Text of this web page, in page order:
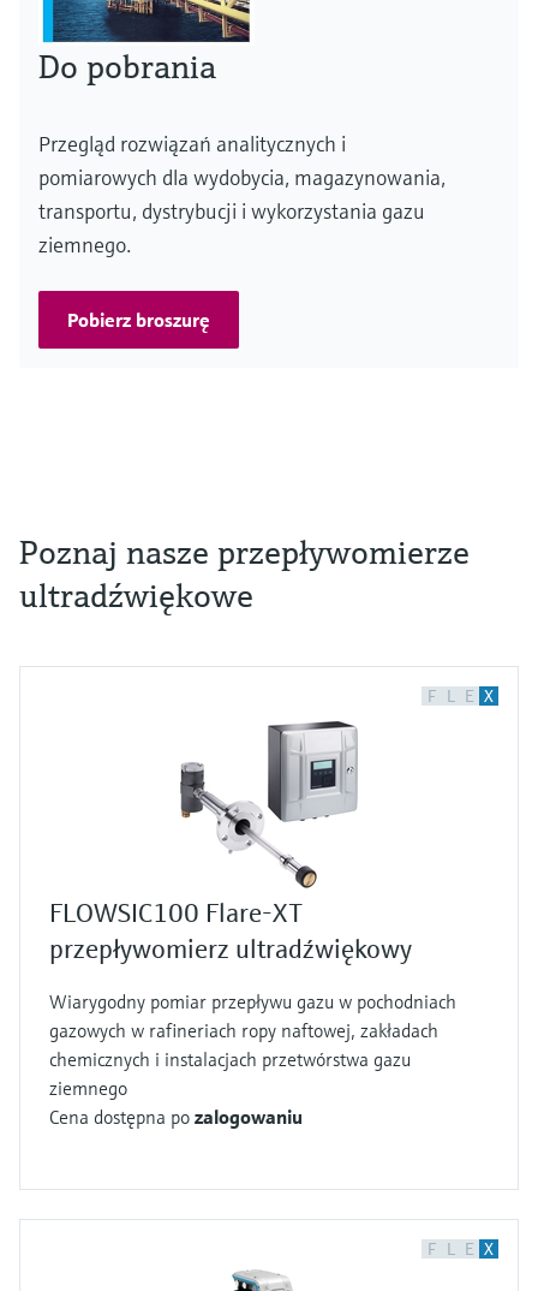
Do pobrania
Przegląd rozwiązań analitycznych i
pomiarowych dla wydobycia, magazynowania,
transportu, dystrybucji i wykorzystania gazu
ziemnego.
Pobierz broszurę
Poznaj nasze przepływomierze
ultradźwiękowe
F L E X
FLOWSIC100 Flare-XT
przepływomierz ultradźwiękowy
Wiarygodny pomiar przepływu gazu w pochodniach
gazowych w rafineriach ropy naftowej, zakładach
chemicznych i instalacjach przetwórstwa gazu
ziemnego
Cena dostępna po zalogowaniu
F L E X